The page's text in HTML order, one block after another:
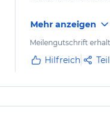
Mehr anzeigen
Meilengutschrift
Hilfreich